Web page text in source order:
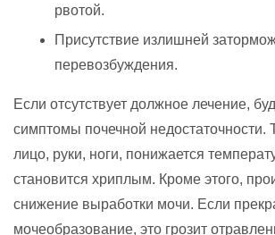
рвотой.
Присутствие излишней
перевозбуждения.
Если отсутствует должное лечение,
симптомы почечной недостаточности.
лицо, руки, ноги, понижается
становится хриплым. Кроме этого,
снижение выработки мочи. Если
мочеобразование, это грозит